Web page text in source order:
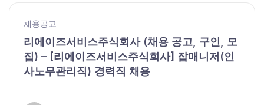
채용공고
리에이즈서비스주식회사 (채용 공고, 구인, 모
집) – [리에이즈서비스주식회사] 잡매니저(인
사노무관리직) 경력직 채용